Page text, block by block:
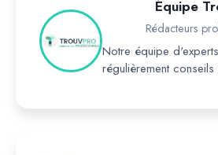
Équipe
Rédacteurs
Notre équipe
régulièrement conseils